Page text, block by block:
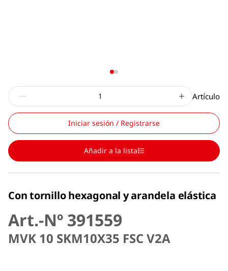
Artículo
Iniciar sesión / Registrarse
Añadir a la lista
Con tornillo hexagonal y arandela elástica
Art.-Nº 391559
MVK 10 SKM10X35 FSC V2A